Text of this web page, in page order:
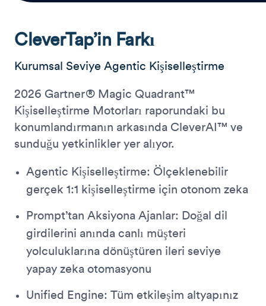
CleverTap’in Farkı
Kurumsal Seviye Agentic Kişiselleştirme
2026 Gartner® Magic Quadrant™
Kişiselleştirme Motorları raporundaki bu
konumlandırmanın arkasında CleverAI™ ve
sunduğu yetkinlikler yer alıyor.
Agentic Kişiselleştirme: Ölçeklenebilir
gerçek 1:1 kişiselleştirme için otonom zeka
Prompt’tan Aksiyona Ajanlar: Doğal dil
girdilerini anında canlı müşteri
yolculuklarına dönüştüren ileri seviye
yapay zeka otomasyonu
Unified Engine: Tüm etkileşim altyapınız